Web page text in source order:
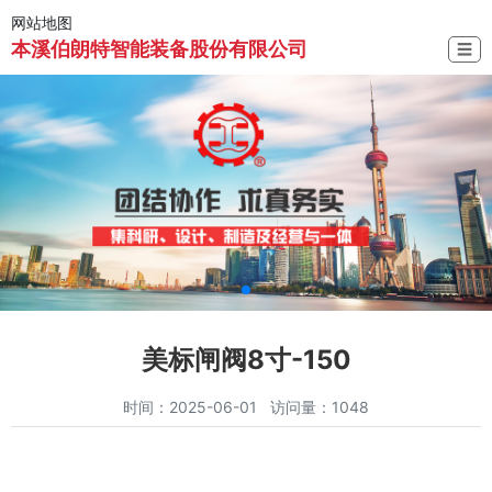
网站地图
本溪伯朗特智能装备股份有限公司 ☰
美标闸阀8寸-150
时间：2025-06-01 访问量：1048